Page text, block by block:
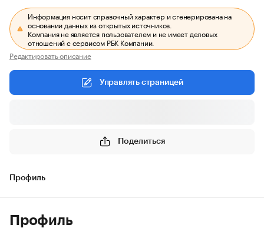
Информация носит справочный характер и сгенерирована на
основании данных из открытых источников.
Компания не является пользователем и не имеет деловых
отношений с сервисом РБК Компании.
Редактировать описание
Управлять страницей
Поделиться
Профиль
Профиль